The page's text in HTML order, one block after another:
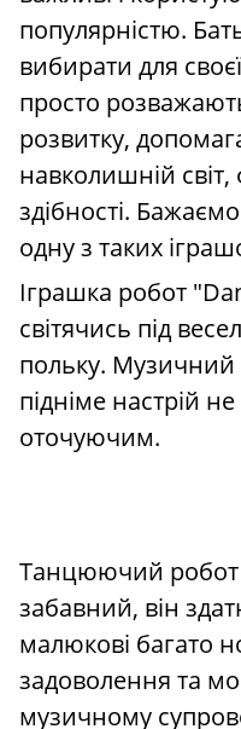
популярністю.
вибирати для
просто
розвитку,
навколишній
здібності.
одну з таких
Іграшка робот
світячись під
польку. Музичний
підніме настрій
оточуючим.
Танцюючий робот
забавний, він
малюкові багато
задоволення та
музичному